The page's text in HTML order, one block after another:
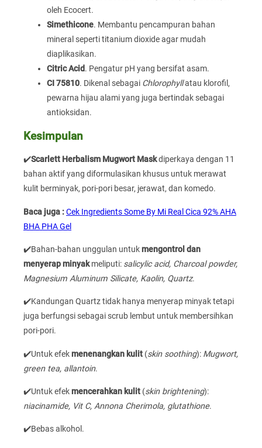
oleh Ecocert.
Simethicone. Membantu pencampuran bahan
mineral seperti titanium dioxide agar mudah
diaplikasikan.
Citric Acid. Pengatur pH yang bersifat asam.
CI 75810. Dikenal sebagai Chlorophyllatau klorofil,
pewarna hijau alami yang juga bertindak sebagai
antioksidan.
Kesimpulan
✔️Scarlett Herbalism Mugwort Maskdiperkaya dengan 11
bahan aktif yang diformulasikan khusus untuk merawat
kulit berminyak, pori-pori besar, jerawat, dan komedo.
Baca juga :Cek Ingredients Some By Mi Real Cica 92% AHA
BHA PHA Gel
✔️Bahan-bahan unggulan untukmengontrol dan
menyerap minyakmeliputi: salicylic acid, Charcoal powder,
Magnesium Aluminum Silicate, Kaolin, Quartz.
✔️Kandungan Quartz tidak hanya menyerap minyak tetapi
juga berfungsi sebagai scrub lembut untuk membersihkan
pori-pori.
✔️Untuk efekmenenangkan kulit (skin soothing): Mugwort,
green tea, allantoin.
✔️Untuk efekmencerahkan kulit (skin brightening):
niacinamide, Vit C, Annona Cherimola, glutathione.
✔️Bebas alkohol.